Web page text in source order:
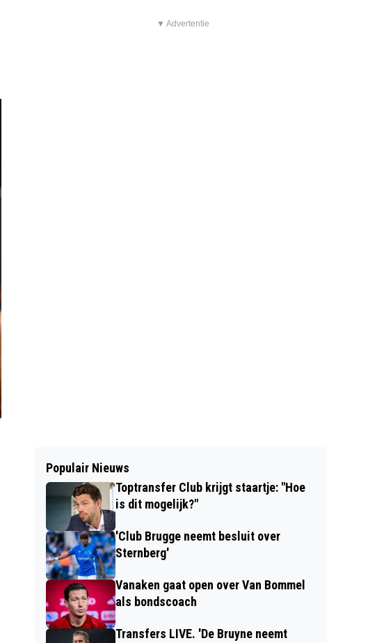
▼ Advertentie
Populair Nieuws
Toptransfer Club krijgt staartje: "Hoe
is dit mogelijk?"
'Club Brugge neemt besluit over
Sternberg'
Vanaken gaat open over Van Bommel
als bondscoach
Transfers LIVE. 'De Bruyne neemt